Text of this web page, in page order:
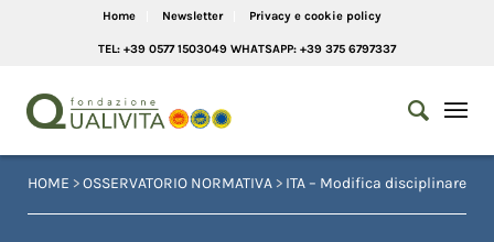
Home Newsletter Privacy e cookie policy
TEL: +39 0577 1503049 WHATSAPP: +39 375 6797337
HOME >OSSERVATORIO NORMATIVA > ITA – Modifica disciplinare